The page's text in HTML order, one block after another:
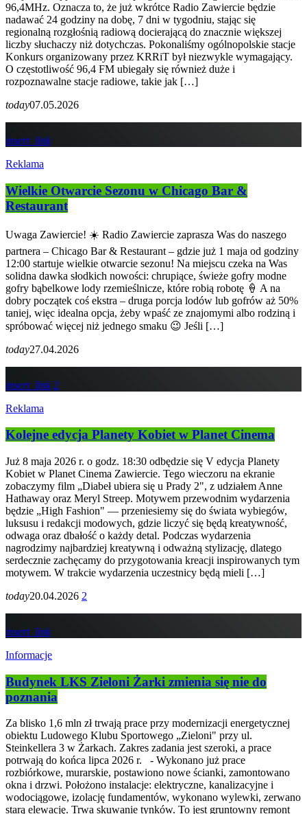
96,4MHz. Oznacza to, że już wkrótce Radio Zawiercie będzie
nadawać 24 godziny na dobę, 7 dni w tygodniu, stając się
regionalną rozgłośnią radiową docierającą do znacznie większej
liczby słuchaczy niż dotychczas. Pokonaliśmy ogólnopolskie stacje
Konkurs organizowany przez KRRiT był niezwykle wymagający.
O częstotliwość 96,4 FM ubiegały się również duże i
rozpoznawalne stacje radiowe, takie jak […]
today07.05.2026
insert_link
Reklama
Wielkie Otwarcie Sezonu w Chicago Bar &
Restaurant
Uwaga Zawiercie! ☀️ Radio Zawiercie zaprasza Was do naszego
partnera – Chicago Bar & Restaurant – gdzie już 1 maja od godziny
12:00 startuje wielkie otwarcie sezonu! Na miejscu czeka na Was
solidna dawka słodkich nowości: chrupiące, świeże gofry modne
gofry bąbelkowe lody rzemieślnicze, które robią robotę 🍦 A na
dobry początek coś ekstra – druga porcja lodów lub gofrów aż 50%
taniej, więc idealna opcja, żeby wpaść ze znajomymi albo rodziną i
spróbować więcej niż jednego smaku 😉 Jeśli […]
today27.04.2026
insert_link 2
Reklama
Kolejne edycja Planety Kobiet w Planet Cinema
Już 8 maja 2026 r. o godz. 18:30 odbędzie się V edycja Planety
Kobiet w Planet Cinema Zawiercie. Tego wieczoru na ekranie
zobaczymy film „Diabeł ubiera się u Prady 2", z udziałem Anne
Hathaway oraz Meryl Streep. Motywem przewodnim wydarzenia
będzie „High Fashion" — przeniesiemy się do świata wybiegów,
luksusu i redakcji modowych, gdzie liczyć się będą kreatywność,
odwaga oraz dbałość o każdy detal. Podczas wydarzenia
nagrodzimy najbardziej kreatywną i odważną stylizację, dlatego
serdecznie zachęcamy do przygotowania kreacji inspirowanych tym
motywem. W trakcie wydarzenia uczestnicy będą mieli […]
today20.04.2026 2
insert_link
Informacje
Budynek LKS Zieloni Żarki zmienia się nie do
poznania
Za blisko 1,6 mln zł trwają prace przy modernizacji energetycznej
obiektu Ludowego Klubu Sportowego „Zieloni" przy ul.
Steinkellera 3 w Żarkach. Zakres zadania jest szeroki, a prace
potrwają do końca lipca 2026 r. - Wykonano już prace
rozbiórkowe, murarskie, postawiono nowe ścianki, zamontowano
okna i drzwi. Położono instalacje: elektryczne, kanalizacyjne i
wodociągowe, izolację fundamentów, wykonano wylewki, zerwano
starą elewację. Trwa skuwanie tynków. To jest gruntowny remont